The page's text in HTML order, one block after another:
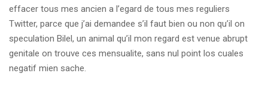
effacer tous mes ancien a l’egard de tous mes reguliers
Twitter, parce que j’ai demandee s’il faut bien ou non qu’il on
speculation Bilel, un animal qu’il mon regard est venue abrupt
genitale on trouve ces mensualite, sans nul point los cuales
negatif mien sache.